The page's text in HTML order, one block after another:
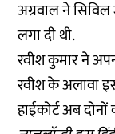
अग्रवाल ने
लगा दी थी.
रवीश कुमार ने
रवीश के अलावा
हाईकोर्ट अब